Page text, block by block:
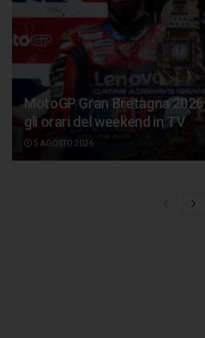
MotoGP Gran Bretagna
gli orari del weekend in TV
5 AGOSTO 2026